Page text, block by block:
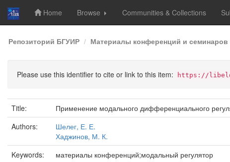
Skip
navigation
Home Browse Communities & Collections
Репозиторий БГУИР Материалы конференций и семинаров
Please use this identifier to cite or link to this item: https://
Title:
Применение модального дифференциального
Authors:
Шелег, Е. Е.
Хаджинов, М. К.
Keywords:
материалы конференций;модальный регулятор